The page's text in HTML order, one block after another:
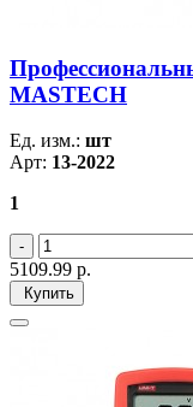
MASTECH
Ед. изм.: шт
Арт: 13-2022
1
5109.99 р.
Купить